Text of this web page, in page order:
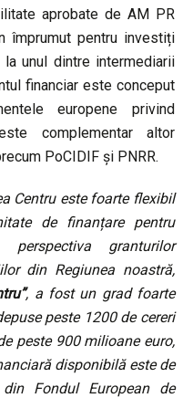
aprobate de AM PR
împrumut pentru investiți
unul dintre intermediarii
financiar este conceput
europene privind
complementar altor
PoCIDIF și PNRR.
Centru este foarte flexibil
de finanțare pentru
granturilor
din Regiunea noastră,
, a fost un grad foarte
peste 1200 de cereri
peste 900 milioane euro,
disponibilă este de
Fondul European de